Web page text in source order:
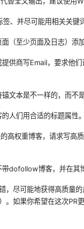
、并尽可能用相关关键
（至少页面及日志）添
供商写Email，要求他
文本是不一样的，而不
人们用合适的标题属性
高权重博客，请求写高
dofollow博客，并在其
，尽可能地获得高质量
。如果你希望在这次PR